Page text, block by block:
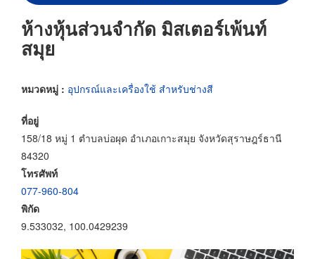
ห้างหุ้นส่วนจำกัด มิสเตอร์เพ้นท์
สมุย
หมวดหมู่ : อุปกรณ์และเครื่องใช้ สำหรับช่างสี
ที่อยู่
158/18 หมู่ 1 ตำบลบ่อผุด อำเภอเกาะสมุย จังหวัดสุราษฎร์ธานี
84320
โทรศัพท์
077-960-804
พิกัด
9.533032, 100.0429239